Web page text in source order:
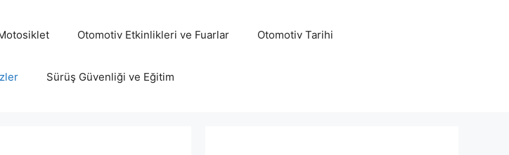
Otomotiv Etkinlikleri ve Fuarlar Otomotiv Tarihi
Sürüş Güvenliği ve Eğitim